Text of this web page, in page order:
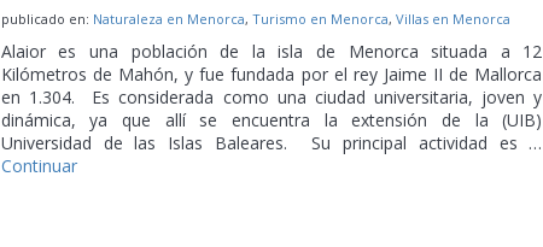
publicado en: Naturaleza en Menorca, Turismo en Menorca, Villas en Menorca
Alaior es una población de la isla de Menorca situada a 12
Kilómetros de Mahón, y fue fundada por el rey Jaime II de Mallorca
en 1.304. Es considerada como una ciudad universitaria, joven y
dinámica, ya que allí se encuentra la extensión de la (UIB)
Universidad de las Islas Baleares. Su principal actividad es …
Continuar